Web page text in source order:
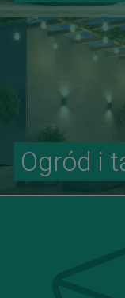
Ogród i